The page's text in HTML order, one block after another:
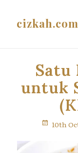
cizkah.com
Satu
untuk
10th